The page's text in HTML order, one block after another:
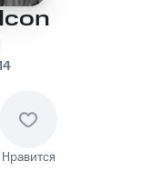
Нравится